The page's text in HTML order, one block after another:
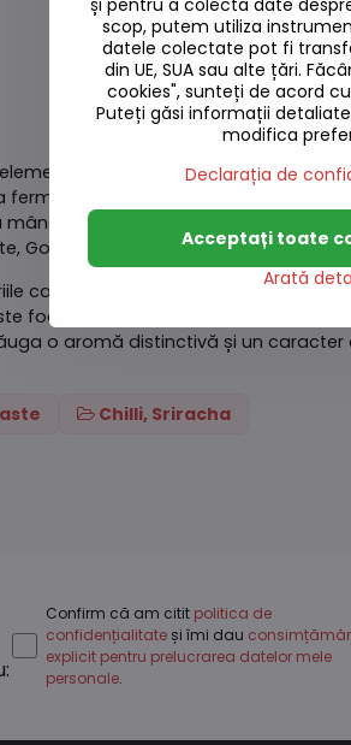
de bază al bucătăriei
sirop de orez, ardei iute
dvs. Fie că îl folosiți
Gochujang va aduce o aromă
care savurează în mod regulat
foarte versatilă - poate fi folosită
o aromă distinctivă și un
Chilli, Sriracha
Confirm că am citit politica de
confidențialitateși îmi dau
explicit pentru prelucrarea datelor mele
personale.
și pentru a colecta date
scop, putem utiliza
datele colectate pot fi
din UE, SUA sau alte țări.
cookies", sunteți de acord
Puteți găsi informații
modifica
Declarația de
Arată
Acceptați toate